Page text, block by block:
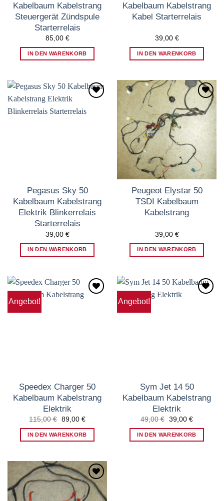
Kabelbaum Kabelstrang
Steuergerät Zündspule
Starterrelais
85,00 €
IN DEN WARENKORB
Kabelbaum Kabelstrang
Kabel Starterrelais
39,00 €
IN DEN WARENKORB
Zum
Pegasus Sky 50
Kabelbaum Kabelstrang
Elektrik Blinkerrelais
Starterrelais
39,00 €
IN DEN WARENKORB
Zum
Wunschzettel
hinzufügen
Peugeot Elystar 50
TSDI Kabelbaum
Kabelstrang
39,00 €
IN DEN WARENKORB
Angebot!
Speedex Charger 50
Kabelbaum Kabelstrang
Elektrik
115,00€ Ursprünglicher
war:
115,00 €
89,00 €Aktueller
ist:
89,00 €.
IN DEN WARENKORB
Angebot!
Sym Jet 14 50
Kabelbaum Kabelstrang
Elektrik
49,00€ Ursprünglicher
war:
49,00 €
39,00 €Aktueller
ist:
39,00 €.
IN DEN WARENKORB
Zum